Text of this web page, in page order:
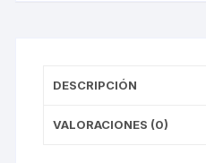
DESCRIPCIÓN
VALORACIONES (0)